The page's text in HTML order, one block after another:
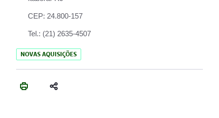
CEP: 24.800-157
Tel.: (21) 2635-4507
NOVAS AQUISIÇÕES